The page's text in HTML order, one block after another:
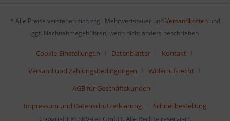
* Alle Preise verstehen sich zzgl. Mehrwertsteuer und Versandkostenund
ggf. Nachnahmegebühren, wenn nicht anders beschrieben
Cookie-Einstellungen Datenblätter
Kontakt
Versand und Zahlungsbedingungen
Widerrufsrecht
AGB für Geschäftskunden
Impressum und Datenschutzerklärung
Schnellbestellung
Copyright © SKV-tec GmbH. Alle Rechte reserviert.